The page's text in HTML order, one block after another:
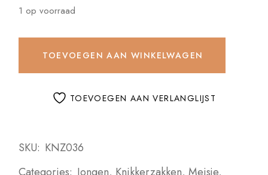
1 op voorraad
TOEVOEGEN AAN WINKELWAGEN
TOEVOEGEN AAN VERLANGLIJST
SKU: KNZ036